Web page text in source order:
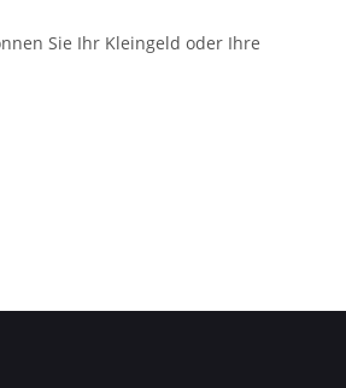
Sie Ihr Kleingeld oder Ihre